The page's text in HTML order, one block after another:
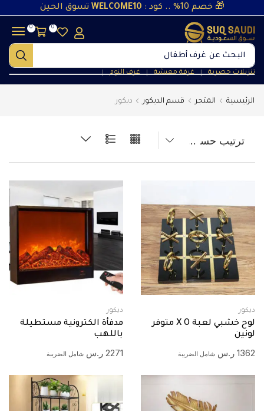
🎁 خصم 10% .. كود : WELCOME10 تسوق الحين
البحث عن غرف أطفال
تنزيلات حصرية ❘ غرفة معيشة ❘ غرف النوم ❘
0
0
الرئيسية المتجر قسم الديكور ديكور
ديكور
لوح خشبي لعبة X O متوفر
لونين
1362 ر.س شامل الضريبة
ديكور
مدفأة الكترونية مستطيلة
باللهب
2271 ر.س شامل الضريبة